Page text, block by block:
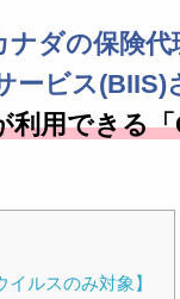
ナダの保険
ービス(BIIS)
利用できる
ルスのみ対象】